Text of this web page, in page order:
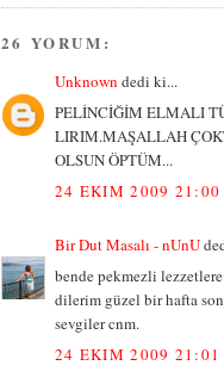
26 YORUM:
Unknown dedi ki...
PELİNCİĞİM ELMALI
LIRIM.MAŞALLAH
OLSUN ÖPTÜM...
24 EKIM 2009 21:00
Bir Dut Masalı - nUnU
bende pekmezli
dilerim güzel bir hafta
sevgiler cnm.
24 EKIM 2009 21:01